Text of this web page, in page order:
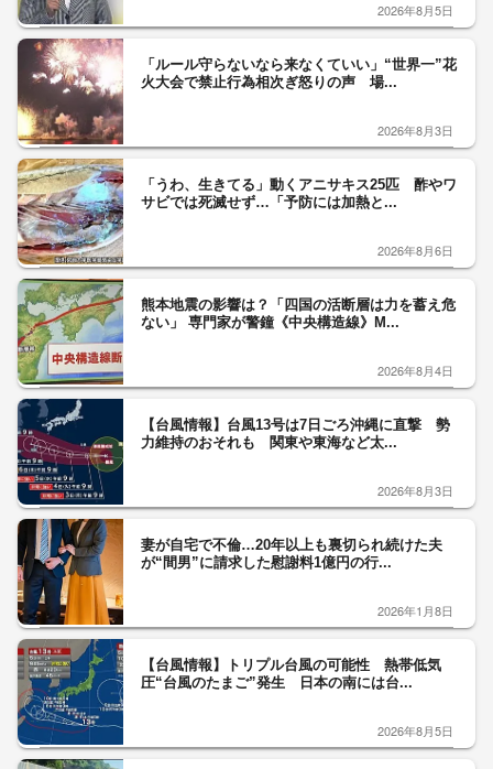
2026年8月5日
「ルール守らないなら来なくていい」“世界一”花
火大会で禁止行為相次ぎ怒りの声 場...
2026年8月3日
「うわ、生きてる」動くアニサキス25匹 酢やワ
サビでは死滅せず…「予防には加熱と...
2026年8月6日
熊本地震の影響は？「四国の活断層は力を蓄え危
ない」 専門家が警鐘《中央構造線》M...
2026年8月4日
【台風情報】台風13号は7日ごろ沖縄に直撃 勢
力維持のおそれも 関東や東海など太...
2026年8月3日
妻が自宅で不倫…20年以上も裏切られ続けた夫
が“間男”に請求した慰謝料1億円の行...
2026年1月8日
【台風情報】トリプル台風の可能性 熱帯低気
圧“台風のたまご”発生 日本の南には台...
2026年8月5日